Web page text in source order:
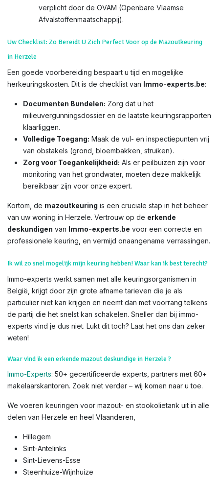
verplicht door de OVAM (Openbare Vlaamse
Afvalstoffenmaatschappij).
Uw Checklist: Zo Bereidt U Zich Perfect Voor op de Mazoutkeuring
in Herzele
Een goede voorbereiding bespaart u tijd en mogelijke
herkeuringskosten. Dit is de checklist van Immo-experts.be:
Documenten Bundelen: Zorg dat u het
milieuvergunningsdossier en de laatste keuringsrapporten
klaarliggen.
Volledige Toegang: Maak de vul- en inspectiepunten vrij
van obstakels (grond, bloembakken, struiken).
Zorg voor Toegankelijkheid: Als er peilbuizen zijn voor
monitoring van het grondwater, moeten deze makkelijk
bereikbaar zijn voor onze expert.
Kortom, de mazoutkeuring is een cruciale stap in het beheer
van uw woning in Herzele. Vertrouw op de erkende
deskundigen van Immo-experts.be voor een correcte en
professionele keuring, en vermijd onaangename verrassingen.
Ik wil zo snel mogelijk mijn keuring hebben! Waar kan ik best terecht?
Immo-experts werkt samen met alle keuringsorganismen in
België, krijgt door zijn grote afname tarieven die je als
particulier niet kan krijgen en neemt dan met voorrang telkens
de partij die het snelst kan schakelen. Sneller dan bij immo-
experts vind je dus niet. Lukt dit toch? Laat het ons dan zeker
weten!
Waar vind ik een erkende mazout deskundige in Herzele ?
Immo-Experts: 50+ gecertificeerde experts, partners met 60+
makelaarskantoren. Zoek niet verder – wij komen naar u toe.
We voeren keuringen voor mazout- en stookolietank uit in alle
delen van Herzele en heel Vlaanderen,
Hillegem
Sint-Antelinks
Sint-Lievens-Esse
Steenhuize-Wijnhuize